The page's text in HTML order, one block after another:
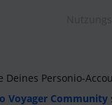
Deines Personio-
Voyager Community